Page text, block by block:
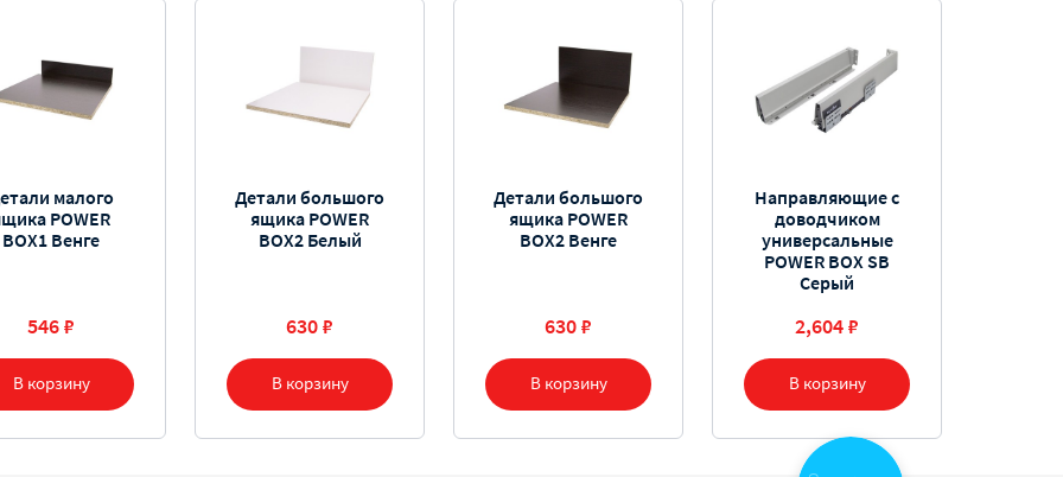
В корзину
малого
POWER
BOX1 Венге
546 ₽
В корзину
Детали большого
ящика POWER
BOX2 Белый
630 ₽
В корзину
Детали большого
ящика POWER
BOX2 Венге
630 ₽
В корзину
Направляющие с
доводчиком
универсальные
POWER BOX SB
Серый
2,604 ₽